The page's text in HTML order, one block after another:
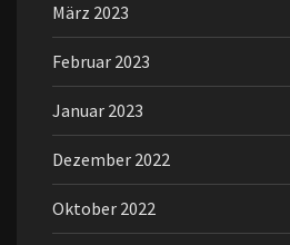
März 2023
Februar 2023
Januar 2023
Dezember 2022
Oktober 2022